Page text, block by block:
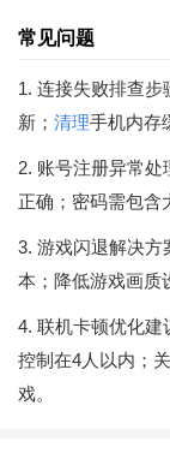
常见问题
1. 连接失败排查
新； 清理手机内存
2. 账号注册异常
正确；密码需包含
3. 游戏闪退解决方
本；降低游戏画质
4. 联机卡顿优化建
控制在4人以内；
戏。